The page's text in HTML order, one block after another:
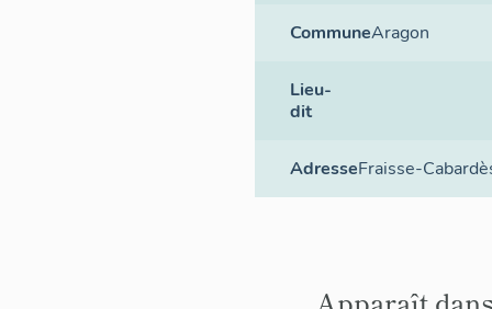
CommuneAragon
Lieu-
dit
AdresseFraisse-
Apparaît